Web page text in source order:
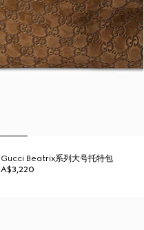
Gucci Beatrix系列大号托特包
A$3,220